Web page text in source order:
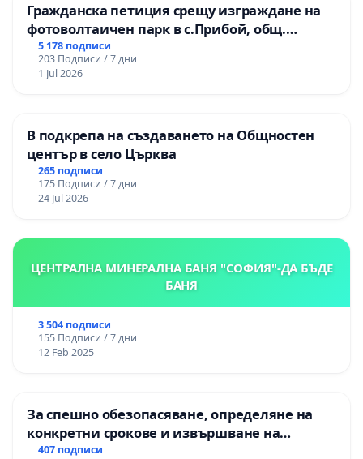
Гражданска петиция срещу изграждане на
фотоволтаичен парк в с.Прибой, общ.
Радомир
5 178 подписи
203 Подписи / 7 дни
1 Jul 2026
В подкрепа на създаването на Общностен
център в село Църква
265 подписи
175 Подписи / 7 дни
24 Jul 2026
ЦЕНТРАЛНА МИНЕРАЛНА БАНЯ "СОФИЯ"-ДА БЪДЕ
БАНЯ
3 504 подписи
155 Подписи / 7 дни
12 Feb 2025
За спешно обезопасяване, определяне на
конкретни срокове и извършване на
цялостна рехабилитация на
407 подписи